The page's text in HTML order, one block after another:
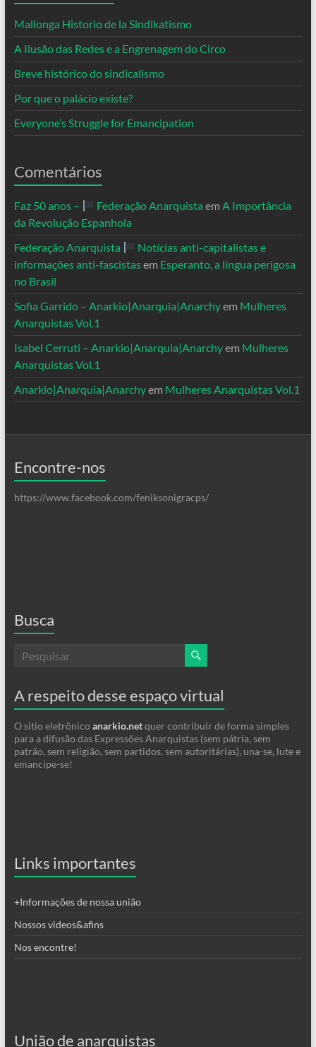
Mallonga Historio de la Sindikatismo
A Ilusão das Redes e a Engrenagem do Circo
Breve histórico do sindicalismo
Por que o palácio existe?
Everyone’s Struggle for Emancipation
Comentários
Faz 50 anos – Federação Anarquista em A Importância
da Revolução Espanhola
Federação Anarquista
Notícias anti-capitalistas e
informações anti-fascistasem Esperanto, a língua perigosa
no Brasil
Sofia Garrido – Anarkio|Anarquia|Anarchyem Mulheres
Anarquistas Vol.1
Isabel Cerruti – Anarkio|Anarquia|Anarchyem Mulheres
Anarquistas Vol.1
Anarkio|Anarquia|Anarchyem Mulheres Anarquistas Vol.1
Encontre-nos
https://www.facebook.com/feniksonigracps/
Busca
A respeito desse espaço virtual
O sitio eletrônico anarkio.netquer contribuir de forma simples
para a difusão das Expressões Anarquistas (sem pátria, sem
patrão, sem religião, sem partidos, sem autoritárias), una-se, lute e
emancipe-se!
Links importantes
+Informações de nossa união
Nossos videos&afins
Nos encontre!
União de anarquistas